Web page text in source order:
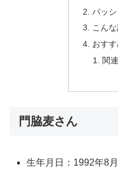
パッ
こんな
おす
関連
門脇麦さん
生年月日：1992年8